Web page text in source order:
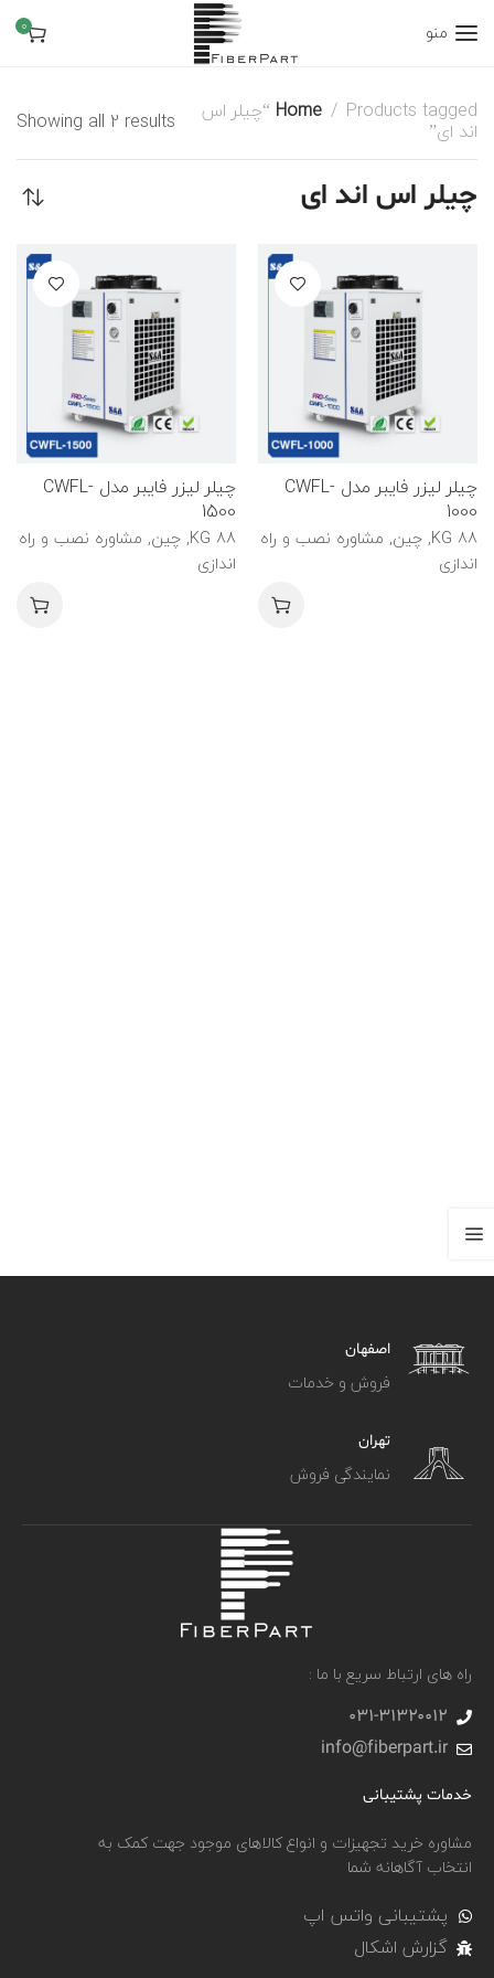
منو 0
Home Products tagged “چیلر اس
اند ای” Showing all 2 results
چیلر اس اند ای
چیلر لیزر فایبر مدل CWFL-
1000
88 KG, چین, مشاوره نصب و راه
اندازی
چیلر لیزر فایبر مدل CWFL-
1500
88 KG, چین, مشاوره نصب و راه
اندازی
اصفهان
فروش و خدمات
تهران
نمایندگی فروش
راه های ارتباط سریع با ما :
031-۳۱۳۲۰۰۱۲
info@fiberpart.ir
خدمات پشتیبانی
مشاوره خرید تجهیزات و انواع کالاهای موجود جهت کمک به
انتخاب آگاهانه شما
پشتیبانی واتس اپ
گزارش اشکال